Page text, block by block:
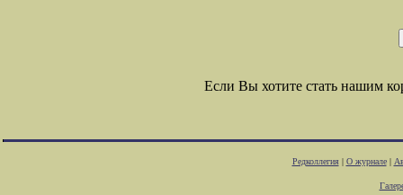
Если Вы хотите стать нашим
Редколлегия| О журнале|